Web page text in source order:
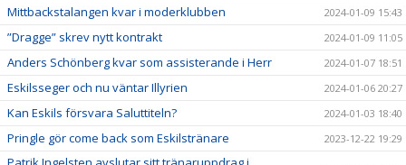
Mittbackstalangen kvar i moderklubben 2024-01-09 15:43
”Dragge” skrev nytt kontrakt 2024-01-09 11:05
Anders Schönberg kvar som assisterande i Herr 2024-01-07 18:51
Eskilsseger och nu väntar Illyrien 2024-01-06 20:27
Kan Eskils försvara Saluttiteln? 2024-01-03 18:40
Pringle gör come back som Eskilstränare 2023-12-22 19:29